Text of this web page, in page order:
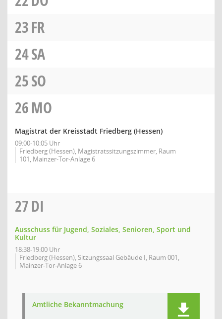
23FR
24SA
25SO
26MO
Magistrat der Kreisstadt Friedberg (Hessen)
09:00-10:05 Uhr
Friedberg (Hessen), Magistratssitzungszimmer, Raum
101, Mainzer-Tor-Anlage 6
27DI
Ausschuss für Jugend, Soziales, Senioren, Sport und
Kultur
18:38-19:00 Uhr
Friedberg (Hessen), Sitzungssaal Gebäude I, Raum 001,
Mainzer-Tor-Anlage 6
Amtliche Bekanntmachung